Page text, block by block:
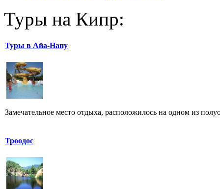
Туры на Кипр:
Туры в Айа-Напу
Замечательное место отдыха, расположилось на одном из
Троодос